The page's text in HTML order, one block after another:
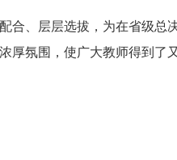
、层层选拔，为在省级
氛围，使广大教师得到了